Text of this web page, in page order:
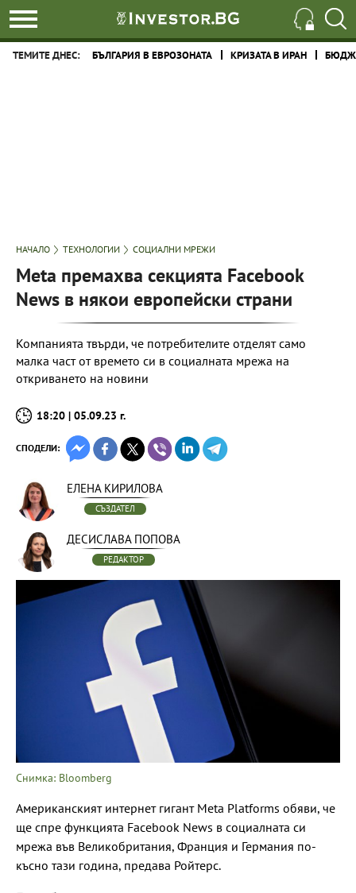
ТЕМИТЕ ДНЕС: БЪЛГАРИЯ В ЕВРОЗОНАТА КРИЗАТА В ИРАН
НАЧАЛО ТЕХНОЛОГИИ СОЦИАЛНИ МРЕЖИ
Meta премахва секцията Facebook
News в някои европейски страни
Компанията твърди, че потребителите отделят само
малка част от времето си в социалната мрежа на
откриването на новини
18:20 | 05.09.23 г.
СПОДЕЛИ:
ЕЛЕНА КИРИЛОВА
СЪЗДАТЕЛ
ДЕСИСЛАВА ПОПОВА
РЕДАКТОР
Снимка: Bloomberg
Американският интернет гигант Meta Platforms обяви, че
ще спре функцията Facebook News в социалната си
мрежа във Великобритания, Франция и Германия по-
късно тази година, предава Ройтерс.